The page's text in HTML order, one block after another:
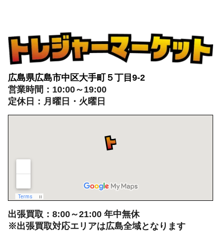
広島県広島市中区大手町５丁目9-2
営業時間：10:00～19:00
定休日：月曜日・火曜日
出張買取：8:00～21:00 年中無休
※出張買取対応エリアは広島全域となります